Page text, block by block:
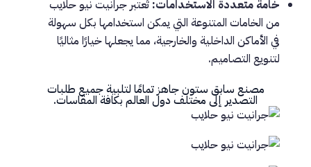
خامة متعددة الاستخدامات: تُعتبر جرانيت نيو حلايب
من الخامات المتنوعة التي يمكن استخدامها بكل سهولة
في الأماكن الداخلية والخارجية، مما يجعلها خيارًا مثاليًا
لتنويع التصاميم.
مصنع سابق ستون جاهز تمامًا لتلبية جميع طلبات
التصدير إلى مختلف دول العالم بكافة المقاسات.